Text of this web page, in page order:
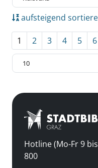
aufsteigend
1 2 3 4 5 6
Hotline (Mo-Fr 9
800